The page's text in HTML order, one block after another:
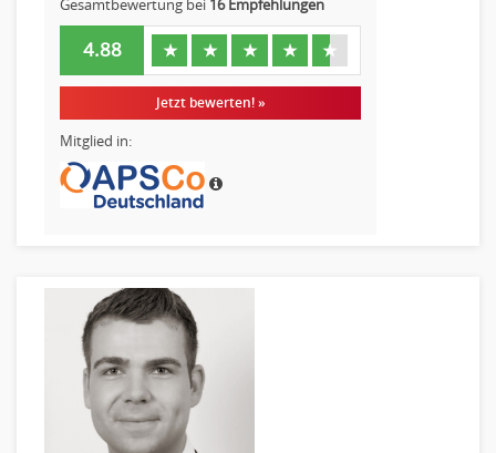
Gesamtbewertung bei 16 Empfehlungen
4.88 ★ ★ ★ ★ ★
Jetzt bewerten! »
Mitglied in: